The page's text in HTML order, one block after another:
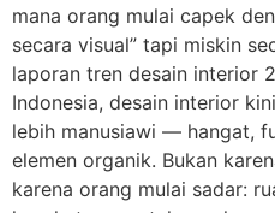
mana orang mulai capek
secara visual” tapi miskin
laporan tren desain interior
Indonesia, desain interior
lebih manusiawi — hangat,
elemen organik. Bukan
karena orang mulai sadar: